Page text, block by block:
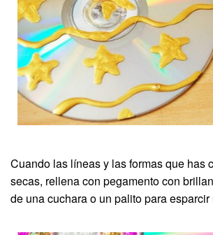
Cuando las líneas y las formas que has
secas, rellena con pegamento con
de una cuchara o un palito para